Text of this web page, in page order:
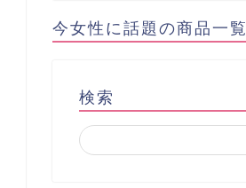
今女性に話題の商品一覧
検索